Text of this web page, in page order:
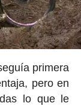
primera
pero en
lo que le